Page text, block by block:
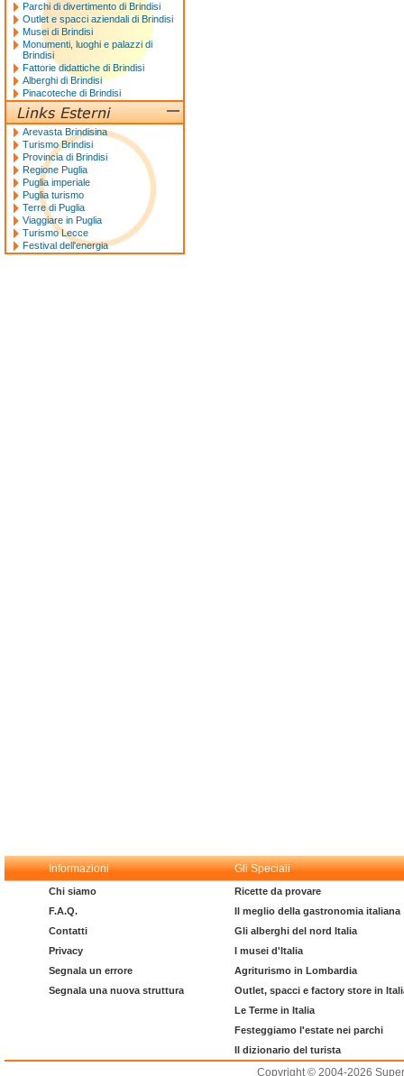
Parchi di divertimento di Brindisi
Outlet e spacci aziendali di Brindisi
Musei di Brindisi
Monumenti, luoghi e palazzi di
Brindisi
Fattorie didattiche di Brindisi
Alberghi di Brindisi
Pinacoteche di Brindisi
Arevasta Brindisina
Turismo Brindisi
Provincia di Brindisi
Regione Puglia
Puglia imperiale
Puglia turismo
Terre di Puglia
Viaggiare in Puglia
Turismo Lecce
Festival dell'energia
Informazioni Gli Speciali
Chi siamo
F.A.Q.
Contatti
Privacy
Segnala un errore
Segnala una nuova struttura
Ricette da provare
Il meglio della gastronomia italiana
Gli alberghi del nord Italia
I musei d'Italia
Agriturismo in Lombardia
Outlet, spacci e factory store in
Le Terme in Italia
Festeggiamo l'estate nei parchi
Il dizionario del turista
Copyright © 2004-2026